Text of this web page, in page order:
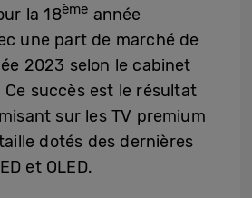
la 18ème année
une part de marché de
2023 selon le cabinet
Ce succès est le résultat
sur les TV premium
dotés des dernières
et OLED.